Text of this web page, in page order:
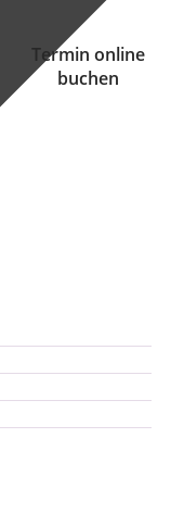
Termin online
buchen